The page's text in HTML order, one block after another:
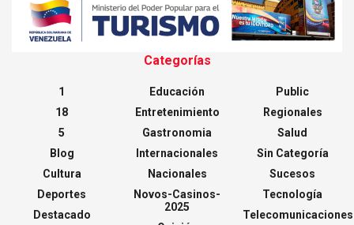
Categorías
1
18
5
Blog
Cultura
Deportes
Destacado
Educación
Entretenimiento
Gastronomia
Internacionales
Nacionales
Novos-Casinos-
2025
Public
Regionales
Salud
Sin Categoría
Sucesos
Tecnología
Telecomunicaciones